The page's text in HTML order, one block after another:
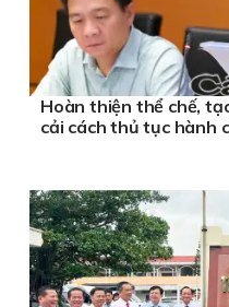
Hoàn thiện thể chế,
cải cách thủ tục hành